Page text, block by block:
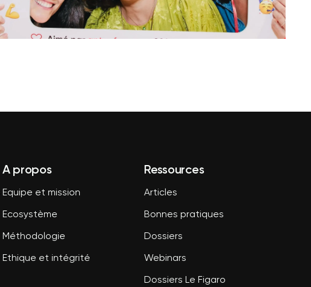
A propos
Equipe et mission
Ecosystème
Méthodologie
Ethique et intégrité
Ressources
Articles
Bonnes pratiques
Dossiers
Webinars
Dossiers Le Figaro